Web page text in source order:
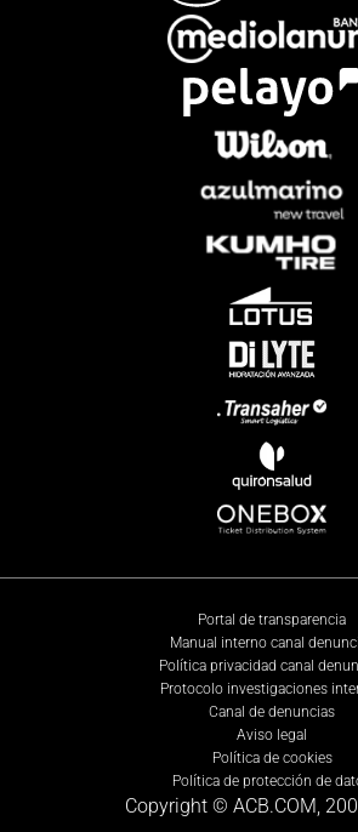
Portal de transparencia
Manual interno canal
Política privacidad canal
Protocolo investigaciones
Canal de denuncias
Aviso legal
Política de cookies
Política de protección de
Copyright © ACB.COM,